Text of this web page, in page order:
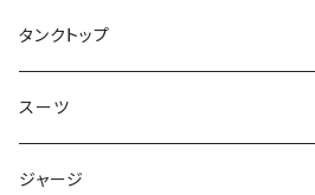
トップス
タンクトップ
スーツ
ジャージ